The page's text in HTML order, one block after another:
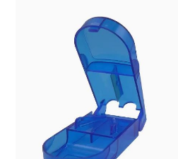
らの商品にしましょう！はい、これは